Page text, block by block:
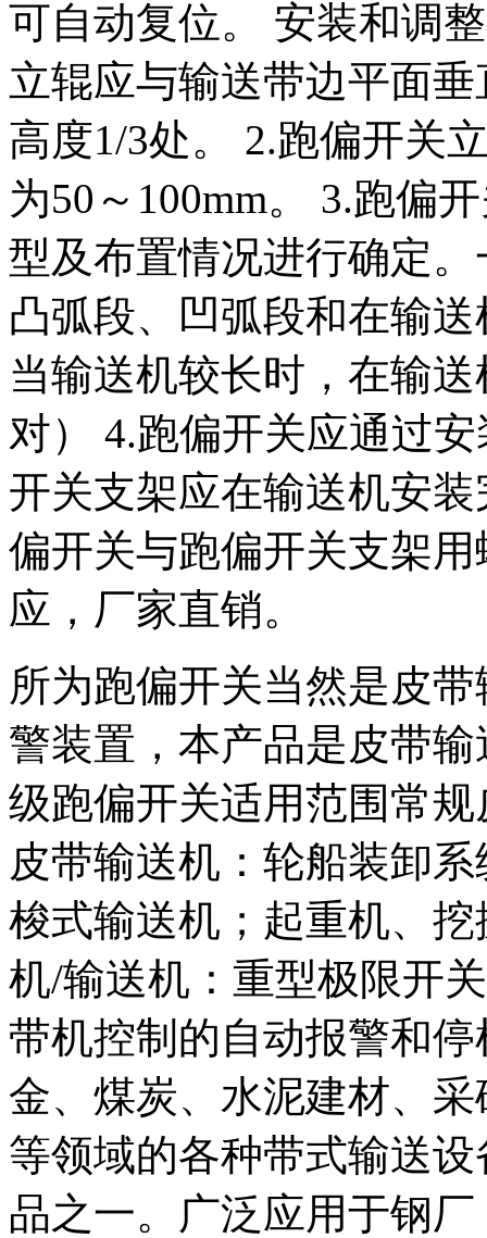
可自动复位。 安装和调
立辊应与输送带边平面
高度1/3处。 2.跑偏开关
为50～100mm。 3.跑偏
型及布置情况进行确定
凸弧段、凹弧段和在输
当输送机较长时，在输
对） 4.跑偏开关应通过
开关支架应在输送机安
偏开关与跑偏开关支架
应，厂家直销。
所为跑偏开关当然是皮
警装置，本产品是皮带
级跑偏开关适用范围常
皮带输送机：轮船装卸
梭式输送机；起重机、
机/输送机：重型极限开
带机控制的自动报警和
金、煤炭、水泥建材、
等领域的各种带式输送
品之一。广泛应用于钢